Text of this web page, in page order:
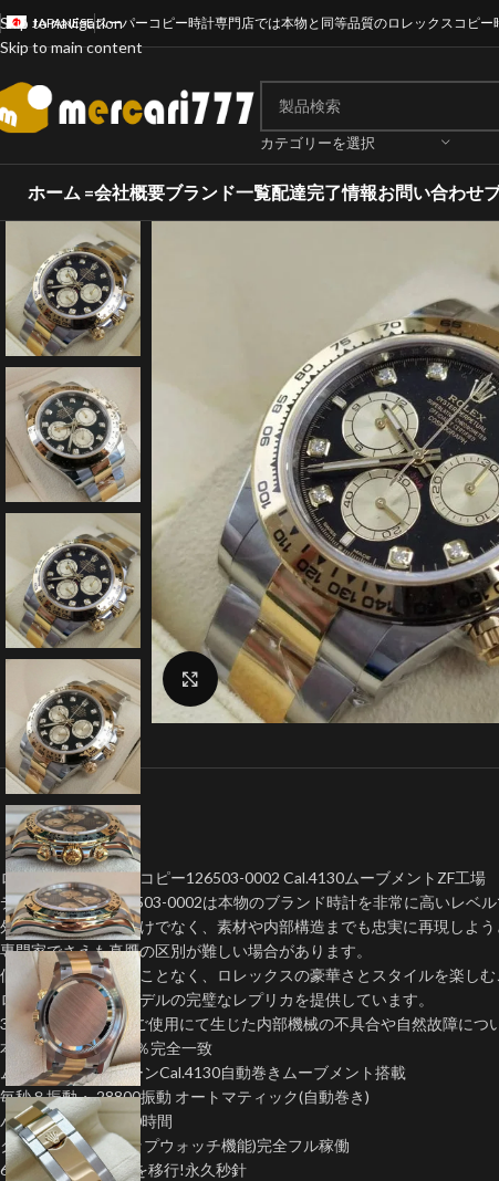
Skip to navigation
Skip to main content
JAPANESEスーパーコピー時計専門店では本物と同等品質のロレックスコピ
カテゴリーを選択
ホーム =会社概要ブランド一覧配達完了情報お問い合わせ
クリックで拡大
ロレックスデイトナコピー126503-0002 Cal.4130ムーブメントZF工場
デイトナコピー126503-0002は本物のブランド時計を非常に高いレベル
外見上のデザインだけでなく、素材や内部構造までも忠実に再現しよう
専門家でさえも真贋の区別が難しい場合があります。
個人が大金を費やすことなく、ロレックスの豪華さとスタイルを楽しむ
ロレックスの人気モデルの完璧なレプリカを提供しています。
3年間の保証正常なご使用にて生じた内部機械の不具合や自然故障につ
本物の機能とも100％完全一致
ムーブメント:クローンCal.4130自動巻きムーブメント搭載
毎秒８振動・ 28800振動 オートマティック(自動巻き)
パワーリザーブ約60時間
クロノグラフ(ストップウォッチ機能)完全フル稼働
6時位置にスモセコを移行!永久秒針